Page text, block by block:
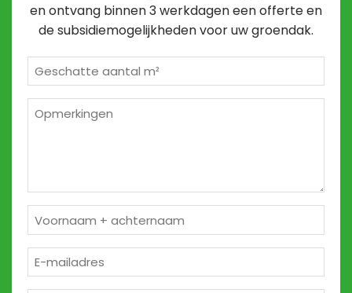
en ontvang binnen 3 werkdagen een offerte en
de subsidiemogelijkheden voor uw groendak.
m²
Naam
*
mailadres